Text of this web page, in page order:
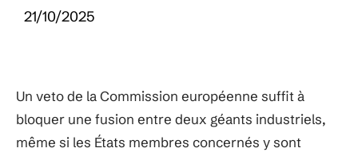
21/10/2025
Un veto de la Commission européenne suffit à
bloquer une fusion entre deux géants industriels,
même si les États membres concernés y sont